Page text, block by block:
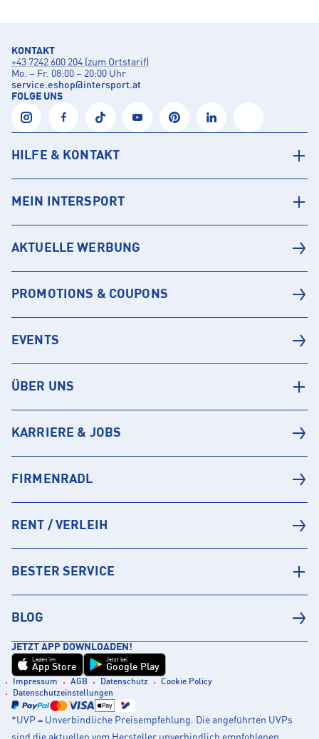
KONTAKT
+43 7242 600 204 (zum Ortstarif)
Mo. – Fr. 08:00 – 20:00 Uhr
service.eshop@intersport.at
FOLGE UNS
HILFE & KONTAKT
MEIN INTERSPORT
AKTUELLE WERBUNG
PROMOTIONS & COUPONS
EVENTS
ÜBER UNS
KARRIERE & JOBS
FIRMENRADL
RENT / VERLEIH
BESTER SERVICE
BLOG
JETZT APP DOWNLOADEN!
Laden im
App Store
Jetzt bei
Google Play
Impressum AGB Datenschutz
Cookie Policy
Datenschutzeinstellungen
*UVP = Unverbindliche Preisempfehlung. Die angeführten UVPs